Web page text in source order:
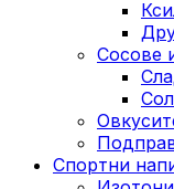
Сосове
Спортни